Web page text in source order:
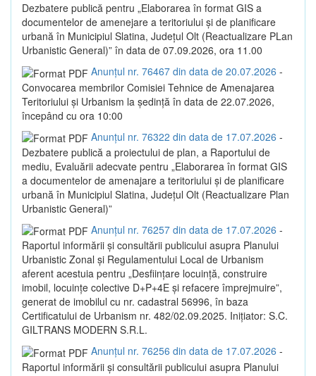
Dezbatere publică pentru „Elaborarea în format GIS a
documentelor de amenejare a teritoriului și de planificare
urbană în Municipiul Slatina, Județul Olt (Reactualizare PLan
Urbanistic General)” în data de 07.09.2026, ora 11.00
Anunțul nr. 76467 din data de 20.07.2026 -
Convocarea membrilor Comisiei Tehnice de Amenajarea
Teritoriului și Urbanism la ședință în data de 22.07.2026,
începând cu ora 10:00
Anunțul nr. 76322 din data de 17.07.2026 -
Dezbatere publică a proiectului de plan, a Raportului de
mediu, Evaluării adecvate pentru „Elaborarea în format GIS
a documentelor de amenajare a teritoriului și de planificare
urbană în Municipiul Slatina, Județul Olt (Reactualizare Plan
Urbanistic General)”
Anunțul nr. 76257 din data de 17.07.2026 -
Raportul informării și consultării publicului asupra Planului
Urbanistic Zonal și Regulamentului Local de Urbanism
aferent acestuia pentru „Desființare locuință, construire
imobil, locuințe colective D+P+4E și refacere împrejmuire”,
generat de imobilul cu nr. cadastral 56996, în baza
Certificatului de Urbanism nr. 482/02.09.2025. Inițiator: S.C.
GILTRANS MODERN S.R.L.
Anunțul nr. 76256 din data de 17.07.2026 -
Raportul informării și consultării publicului asupra Planului